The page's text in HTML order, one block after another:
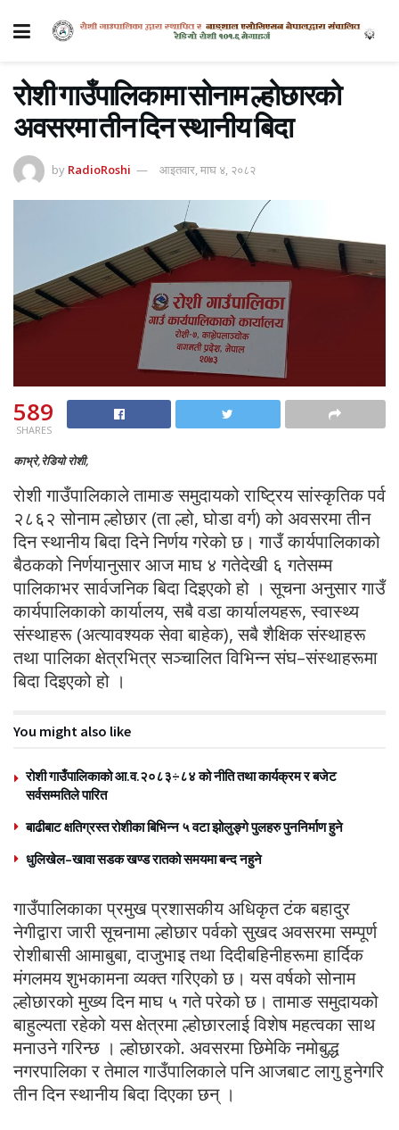
रोशी गाउँपालिकामा सोनाम ल्होछारको
अवसरमा तीन दिन स्थानीय बिदा
by RadioRoshi आइतवार, माघ ४, २०८२
589
SHARES
काभ्रे,रेडियो रोशी,
रोशी गाउँपालिकाले तामाङ समुदायको राष्ट्रिय सांस्कृतिक पर्व
२८६२ सोनाम ल्होछार (ता ल्हो, घोडा वर्ग) को अवसरमा तीन
दिन स्थानीय बिदा दिने निर्णय गरेको छ। गाउँ कार्यपालिकाको
बैठकको निर्णयानुसार आज माघ ४ गतेदेखी ६ गतेसम्म
पालिकाभर सार्वजनिक बिदा दिइएको हो । सूचना अनुसार गाउँ
कार्यपालिकाको कार्यालय, सबै वडा कार्यालयहरू, स्वास्थ्य
संस्थाहरू (अत्यावश्यक सेवा बाहेक), सबै शैक्षिक संस्थाहरू
तथा पालिका क्षेत्रभित्र सञ्चालित विभिन्न संघ–संस्थाहरूमा
बिदा दिइएको हो ।
You might also like
रोशी गाउँपालिकाको आ.व.२०८३÷८४ को नीति तथा कार्यक्रम र बजेट
सर्वसम्मतिले पारित
बाढीबाट क्षतिग्रस्त रोशीका बिभिन्न ५ वटा झोलुङ्गे पुलहरु पुननिर्माण हुने
धुलिखेल–खावा सडक खण्ड रातको समयमा बन्द नहुने
गाउँपालिकाका प्रमुख प्रशासकीय अधिकृत टंक बहादुर
नेगीद्वारा जारी सूचनामा ल्होछार पर्वको सुखद अवसरमा सम्पूर्ण
रोशीबासी आमाबुबा, दाजुभाइ तथा दिदीबहिनीहरूमा हार्दिक
मंगलमय शुभकामना व्यक्त गरिएको छ। यस वर्षको सोनाम
ल्होछारको मुख्य दिन माघ ५ गते परेको छ। तामाङ समुदायको
बाहुल्यता रहेको यस क्षेत्रमा ल्होछारलाई विशेष महत्वका साथ
मनाउने गरिन्छ । ल्होछारको. अवसरमा छिमेकि नमोबुद्ध
नगरपालिका र तेमाल गाउँपालिकाले पनि आजबाट लागु हुनेगरि
तीन दिन स्थानीय बिदा दिएका छन् ।